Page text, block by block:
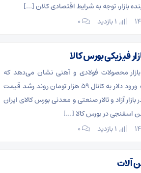
بازار، توجه به شرایط اقتصادی کلان […]
۰
فیزیکی بورس کالا
محصولات فولادی و آهنی نشان می‌دهد که
قیمت‌ها افزایشی بودند، باتوجه‌به ورود دلار به کانال ۵۹ هزار تومان روند رشد قیمت
آزاد و تالار صنعتی و معدنی بورس کالای ایران
اسفنجی در بورس کالا […]
۰
آلات